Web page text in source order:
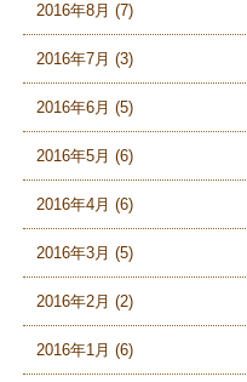
2016年8月 (7)
2016年7月 (3)
2016年6月 (5)
2016年5月 (6)
2016年4月 (6)
2016年3月 (5)
2016年2月 (2)
2016年1月 (6)